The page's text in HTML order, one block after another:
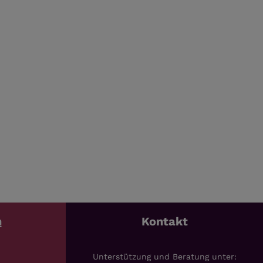
Kontakt
Unterstützung und Beratung unter: